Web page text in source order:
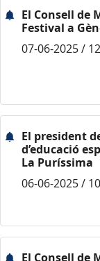
El Consell de
Festival a
07-06-2025 /
El president
d’educació
La Puríssima
06-06-2025 /
El Consell de